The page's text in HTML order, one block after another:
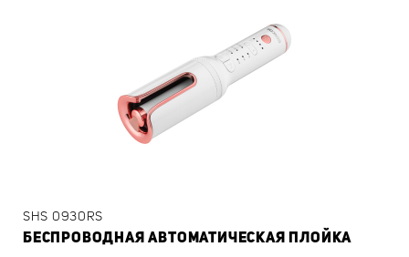
SHS 0930RS
БЕСПРОВОДНАЯ АВТОМАТИЧЕСКАЯ ПЛОЙКА